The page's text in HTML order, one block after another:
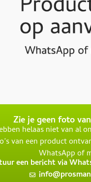
Zie je geen foto
helaas niet van al
van een product
WhatsApp of
een bericht via